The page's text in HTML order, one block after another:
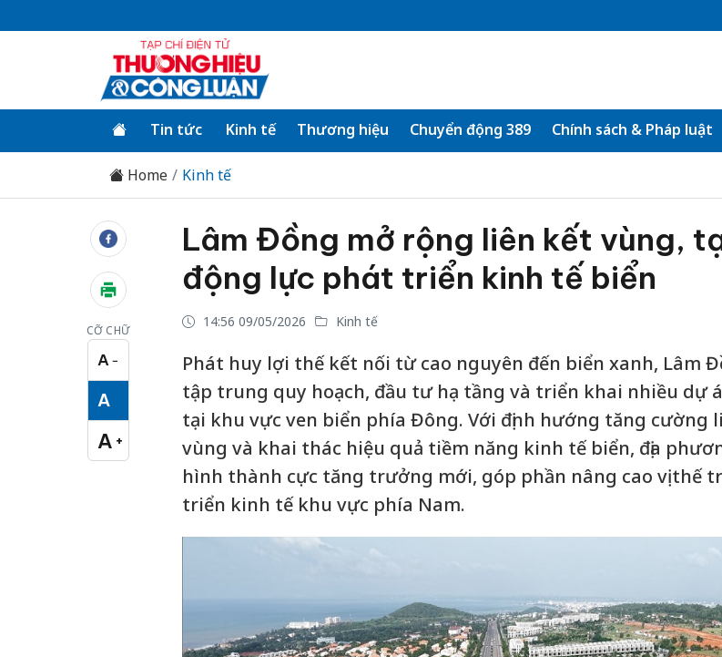
Tin tức Kinh tế Thương hiệu Chuyển động 389 Chính sách & Pháp luật
Home Kinh tế
CỠ CHỮ
A −
Cỡ chữ nhỏ
A
Cỡ chữ vừa
A +
Cỡ chữ lớn
Lâm Đồng mở rộng liên kết vùng,
động lực phát triển kinh tế biển
14:56 09/05/2026 Kinh tế
Phát huy lợi thế kết nối từ cao nguyên đến biển xanh, Lâm
tập trung quy hoạch, đầu tư hạ tầng và triển khai nhiều dự
tại khu vực ven biển phía Đông. Với định hướng tăng cường
vùng và khai thác hiệu quả tiềm năng kinh tế biển, địa
hình thành cực tăng trưởng mới, góp phần nâng cao vị thế
triển kinh tế khu vực phía Nam.